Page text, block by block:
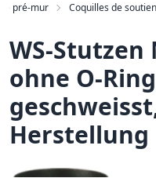
pré-mur Coquilles de
WS-Stutzen
ohne O-Ring
Herstellung